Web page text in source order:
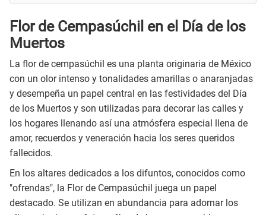
Flor de Cempasúchil en el Día de los
Muertos
La flor de cempasúchil es una planta originaria de México
con un olor intenso y tonalidades amarillas o anaranjadas
y desempeña un papel central en las festividades del Día
de los Muertos y son utilizadas para decorar las calles y
los hogares llenando así una atmósfera especial llena de
amor, recuerdos y veneración hacia los seres queridos
fallecidos.
En los altares dedicados a los difuntos, conocidos como
"ofrendas", la Flor de Cempasúchil juega un papel
destacado. Se utilizan en abundancia para adornar los